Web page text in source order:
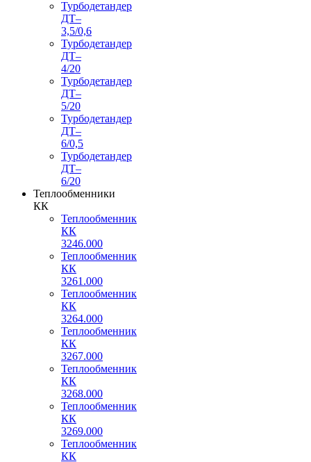
Турбодетандер
ДТ–
3,5/0,6
Турбодетандер
ДТ–
4/20
Турбодетандер
ДТ–
5/20
Турбодетандер
ДТ–
6/0,5
Турбодетандер
ДТ–
6/20
Теплообменники
КК
Теплообменник
КК
3246.000
Теплообменник
КК
3261.000
Теплообменник
КК
3264.000
Теплообменник
КК
3267.000
Теплообменник
КК
3268.000
Теплообменник
КК
3269.000
Теплообменник
КК